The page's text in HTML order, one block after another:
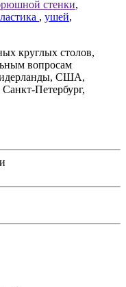
стенки,
, ушей,
круглых столов,
вопросам
США,
Петербург,